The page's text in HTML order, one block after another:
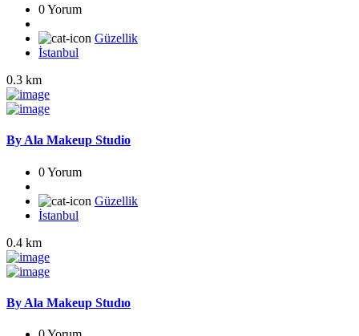
0 Yorum
Güzellik
İstanbul
0.3 km
By Ala Makeup Studio
0 Yorum
Güzellik
İstanbul
0.4 km
By Ala Makeup Studıo